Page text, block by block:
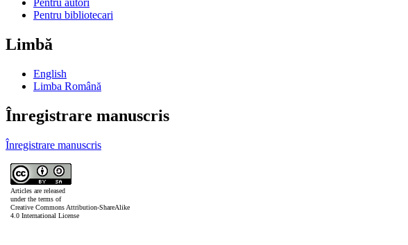
Pentru autori
Pentru bibliotecari
Limbă
English
Limba Română
Înregistrare manuscris
Înregistrare manuscris
Articles are released
under the terms of
Creative Commons Attribution-ShareAlike
4.0 International License